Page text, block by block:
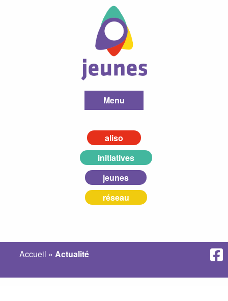
Menu
aliso
initiatives
jeunes
réseau
Accueil »Actualité